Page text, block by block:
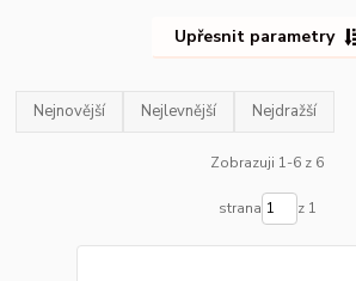
Upřesnit parametry
Nejnovější Nejlevnější Nejdražší
Zobrazuji 1-6 z 6
strana z 1